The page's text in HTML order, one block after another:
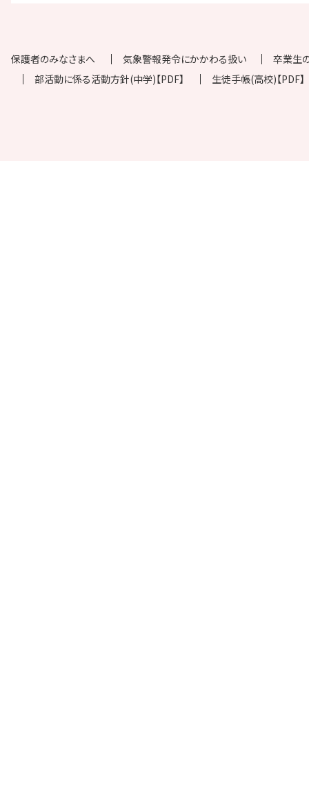
保護者のみなさまへ 気象警報発令にかかわる扱い
卒業生
部活動に係る活動方針(中学)【PDF】
生徒手帳(高校)【PDF】